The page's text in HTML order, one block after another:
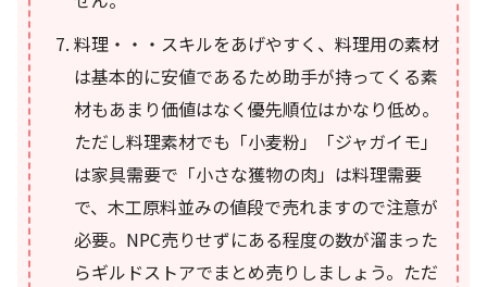
料理・・・スキルをあげやすく、料理用の素材
は基本的に安値であるため助手が持ってくる素
材もあまり価値はなく優先順位はかなり低め。
ただし料理素材でも「小麦粉」「ジャガイモ」
は家具需要で「小さな獲物の肉」は料理需要
で、木工原料並みの値段で売れますので注意が
必要。NPC売りせずにある程度の数が溜まった
らギルドストアでまとめ売りしましょう。ただ